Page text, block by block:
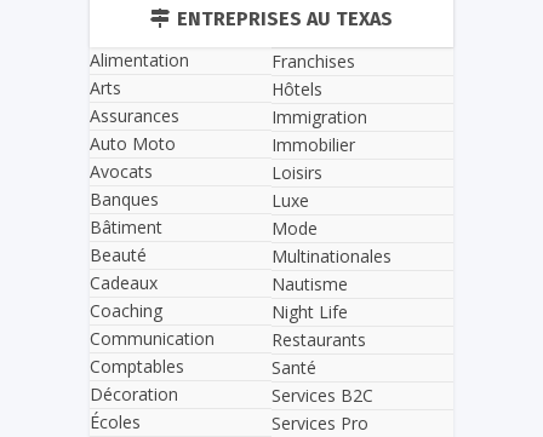
ENTREPRISES AU TEXAS
Alimentation
Arts
Assurances
Auto Moto
Avocats
Banques
Bâtiment
Beauté
Cadeaux
Coaching
Communication
Comptables
Décoration
Écoles
Franchises
Hôtels
Immigration
Immobilier
Loisirs
Luxe
Mode
Multinationales
Nautisme
Night Life
Restaurants
Santé
Services B2C
Services Pro